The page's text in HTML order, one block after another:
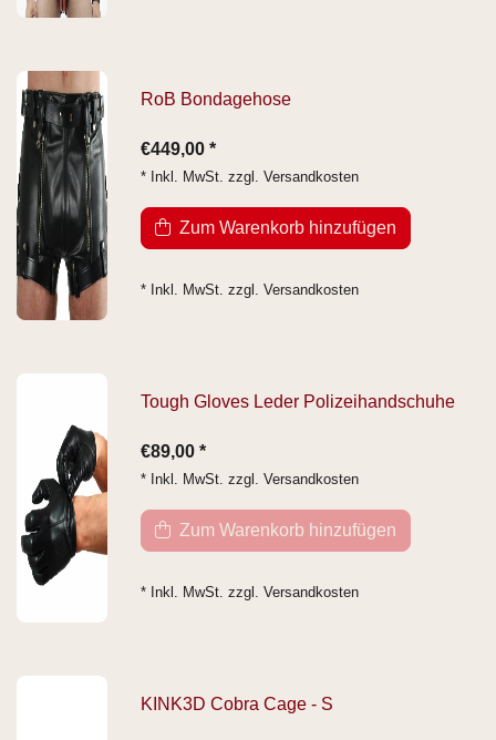
RoB Bondagehose
€449,00 *
* Inkl. MwSt. zzgl. Versandkosten
Zum Warenkorb hinzufügen
* Inkl. MwSt. zzgl. Versandkosten
Tough Gloves Leder Polizeihandschuhe
€89,00 *
* Inkl. MwSt. zzgl. Versandkosten
Zum Warenkorb hinzufügen
* Inkl. MwSt. zzgl. Versandkosten
KINK3D Cobra Cage - S